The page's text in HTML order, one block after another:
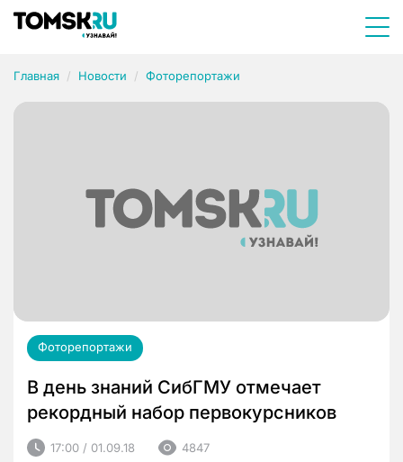
Главная Новости Фоторепортажи
Фоторепортажи
В день знаний СибГМУ отмечает
рекордный набор первокурсников
17:00 / 01.09.18 4847